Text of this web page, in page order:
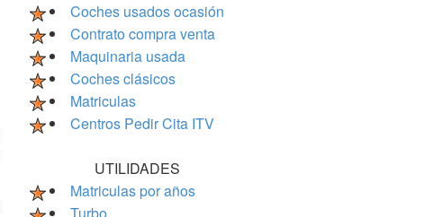
Coches usados ocasión
Contrato compra venta
Maquinaria usada
Coches clásicos
Matriculas
Centros Pedir Cita ITV
UTILIDADES
Matriculas por años